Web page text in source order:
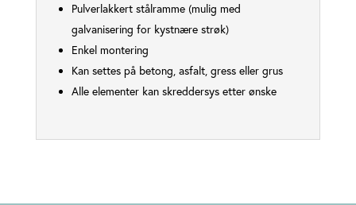
Pulverlakkert stålramme (mulig med
galvanisering for kystnære strøk)
Enkel montering
Kan settes på betong, asfalt, gress eller grus
Alle elementer kan skreddersys etter ønske